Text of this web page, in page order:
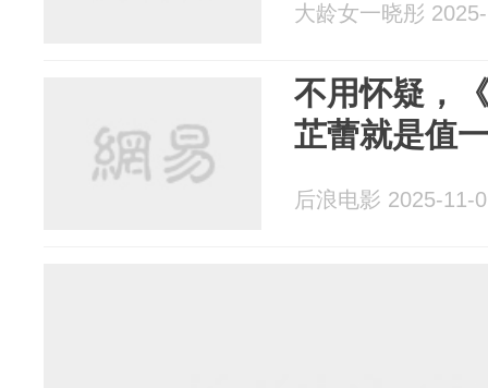
大龄女一晓彤
不用怀疑，
芷蕾就是值
后浪电影 2025-11-